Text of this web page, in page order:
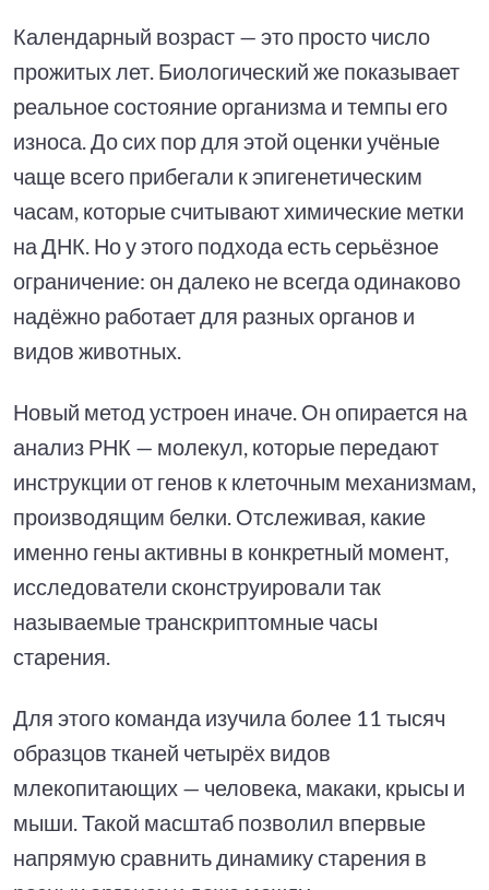
Календарный возраст — это просто число
прожитых лет. Биологический же показывает
реальное состояние организма и темпы его
износа. До сих пор для этой оценки учёные
чаще всего прибегали к эпигенетическим
часам, которые считывают химические метки
на ДНК. Но у этого подхода есть серьёзное
ограничение: он далеко не всегда одинаково
надёжно работает для разных органов и
видов животных.
Новый метод устроен иначе. Он опирается на
анализ РНК — молекул, которые передают
инструкции от генов к клеточным механизмам,
производящим белки. Отслеживая, какие
именно гены активны в конкретный момент,
исследователи сконструировали так
называемые транскриптомные часы
старения.
Для этого команда изучила более 11 тысяч
образцов тканей четырёх видов
млекопитающих — человека, макаки, крысы и
мыши. Такой масштаб позволил впервые
напрямую сравнить динамику старения в